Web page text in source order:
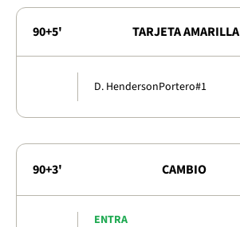
90+5' TARJETA AMARILLA
D. HendersonPortero#1
90+3' CAMBIO
ENTRA